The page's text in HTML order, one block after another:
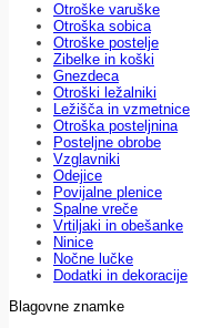
Otroške varuške
Otroška sobica
Otroške postelje
Zibelke in koški
Gnezdeca
Otroški ležalniki
Ležišča in vzmetnice
Otroška posteljnina
Posteljne obrobe
Vzglavniki
Odejice
Povijalne plenice
Spalne vreče
Vrtiljaki in obešanke
Ninice
Nočne lučke
Dodatki in dekoracije
Blagovne znamke